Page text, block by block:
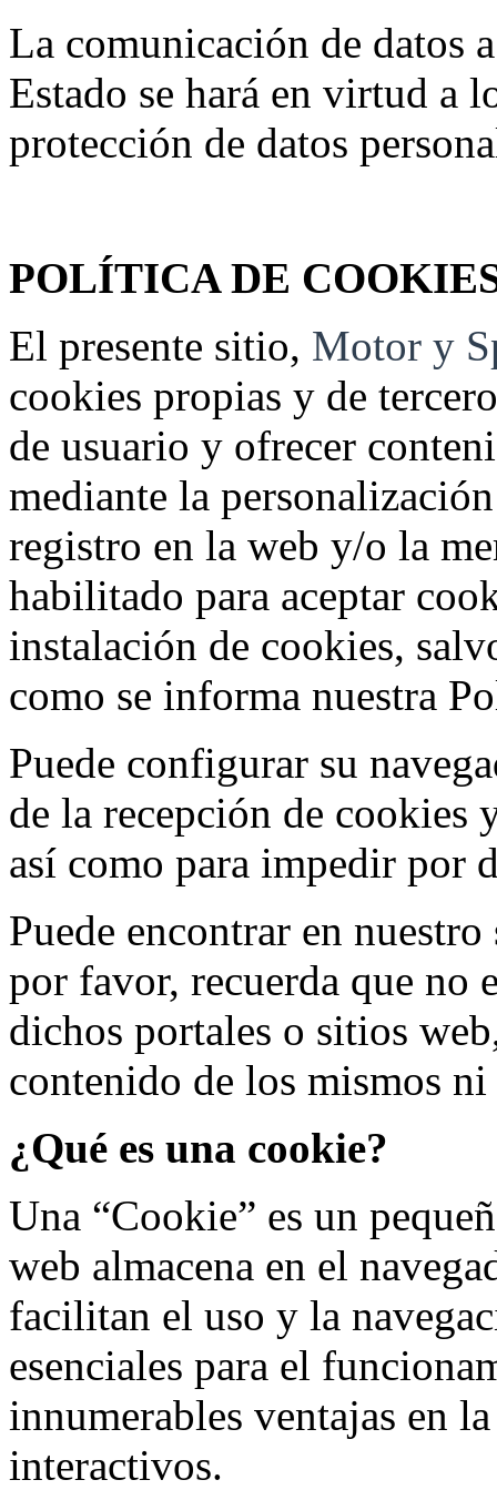
La comunicación de datos
Estado se hará en virtud a
protección de datos
POLÍTICA DE
El presente sitio, Motor y
cookies propias y de
de usuario y ofrecer
mediante la
registro en la web y/o la
habilitado para aceptar
instalación de cookies,
como se informa nuestra
Puede configurar su
de la recepción de cookies
así como para impedir por
Puede encontrar en
por favor, recuerda que no
dichos portales o sitios
contenido de los mismos
¿Qué es una cookie?
Una “Cookie” es un
web almacena en el
facilitan el uso y la
esenciales para el
innumerables ventajas en
interactivos.